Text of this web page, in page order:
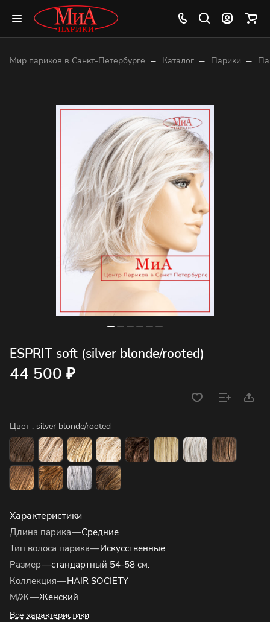
Мир париков в Санкт-Петербурге – Каталог – Парики –
ESPRIT soft (silver blonde/rooted)
44 500 ₽
Цвет : silver blonde/rooted
Характеристики
Длина парика—Средние
Тип волоса парика—Искусственные
Размер—стандартный 54-58 см.
Коллекция—HAIR SOCIETY
М/Ж—Женский
Все характеристики